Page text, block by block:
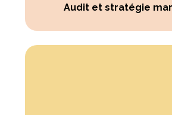
Audit et stratégie